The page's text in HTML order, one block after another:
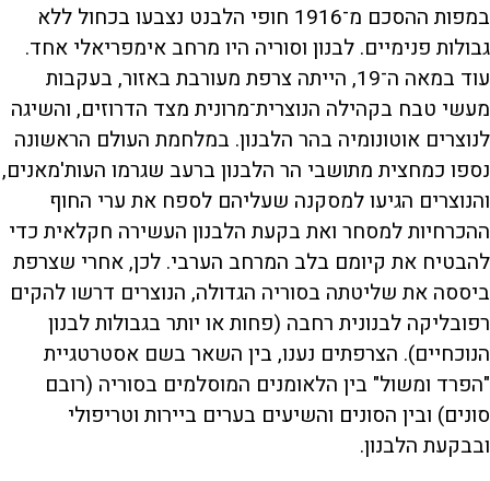
במפות ההסכם מ־1916 חופי הלבנט נצבעו בכחול ללא
גבולות פנימיים. לבנון וסוריה היו מרחב אימפריאלי אחד.
עוד במאה ה־19, הייתה צרפת מעורבת באזור, בעקבות
מעשי טבח בקהילה הנוצרית־מרונית מצד הדרוזים, והשיגה
לנוצרים אוטונומיה בהר הלבנון. במלחמת העולם הראשונה
נספו כמחצית מתושבי הר הלבנון ברעב שגרמו העות'מאנים,
והנוצרים הגיעו למסקנה שעליהם לספח את ערי החוף
ההכרחיות למסחר ואת בקעת הלבנון העשירה חקלאית כדי
להבטיח את קיומם בלב המרחב הערבי. לכן, אחרי שצרפת
ביססה את שליטתה בסוריה הגדולה, הנוצרים דרשו להקים
רפובליקה לבנונית רחבה (פחות או יותר בגבולות לבנון
הנוכחיים). הצרפתים נענו, בין השאר בשם אסטרטגיית
"הפרד ומשול" בין הלאומנים המוסלמים בסוריה (רובם
סונים) ובין הסונים והשיעים בערים ביירות וטריפולי
ובבקעת הלבנון.